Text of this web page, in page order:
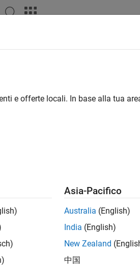
e offerte locali. In base alla tua
Asia-Pacifico
Australia (English)
India (English)
New Zealand
中国